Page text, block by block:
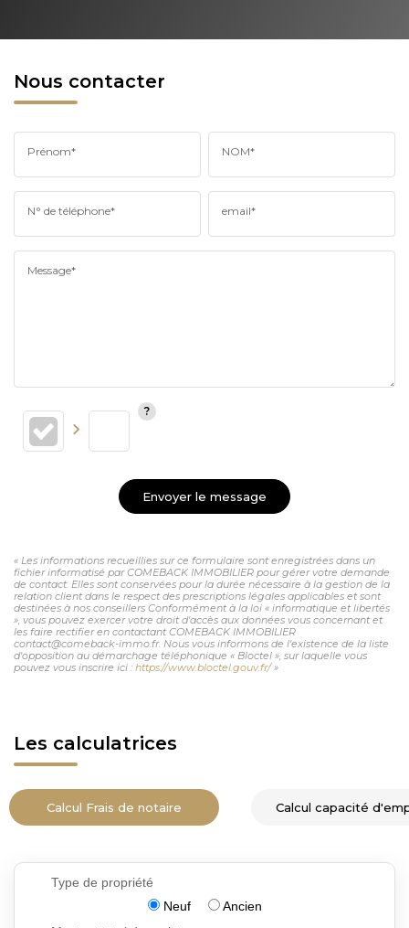
Nous contacter
Prénom* NOM*
N° de téléphone* email*
Message*
Envoyer le message
« Les informations recueillies sur ce formulaire sont enregistrées dans un
fichier informatisé par COMEBACK IMMOBILIER pour gérer votre demande
de contact. Elles sont conservées pour la durée nécessaire à la gestion de la
relation client dans le respect des prescriptions légales applicables et sont
destinées à nos conseillers Conformément à la loi « informatique et libertés
», vous pouvez exercer votre droit d'accès aux données vous concernant et
les faire rectifier en contactant COMEBACK IMMOBILIER
contact@comeback-immo.fr. Nous vous informons de l'existence de la liste
d'opposition au démarchage téléphonique « Bloctel », sur laquelle vous
pouvez vous inscrire ici : https://www.bloctel.gouv.fr/»
Les calculatrices
Calcul Frais de notaire Calcul capacité